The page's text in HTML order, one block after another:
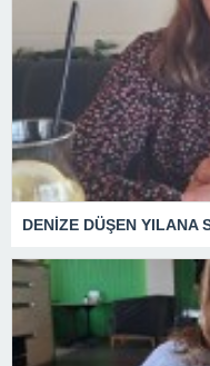
DENİZE DÜŞEN YILANA